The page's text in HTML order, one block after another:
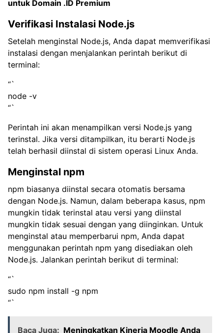
untuk Domain .ID Premium
Verifikasi Instalasi Node.js
Setelah menginstal Node.js, Anda dapat memverifikasi
instalasi dengan menjalankan perintah berikut di
terminal:
“`
node -v
“`
Perintah ini akan menampilkan versi Node.js yang
terinstal. Jika versi ditampilkan, itu berarti Node.js
telah berhasil diinstal di sistem operasi Linux Anda.
Menginstal npm
npm biasanya diinstal secara otomatis bersama
dengan Node.js. Namun, dalam beberapa kasus, npm
mungkin tidak terinstal atau versi yang diinstal
mungkin tidak sesuai dengan yang diinginkan. Untuk
menginstal atau memperbarui npm, Anda dapat
menggunakan perintah npm yang disediakan oleh
Node.js. Jalankan perintah berikut di terminal:
“`
sudo npm install -g npm
“`
Baca Juga: Meningkatkan Kinerja Moodle Anda